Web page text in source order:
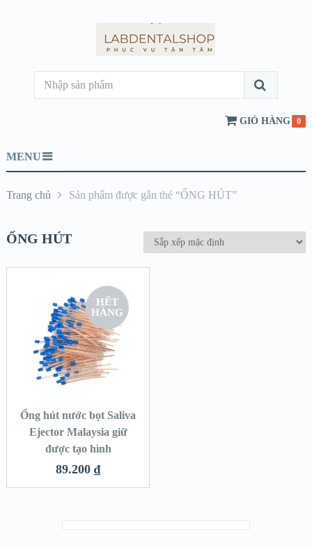
GIỎ HÀNG 0
MENU
Trang chủ Sản phẩm được gắn thẻ “ỐNG HÚT”
ỐNG HÚT
HẾT
HÀNG
Ống hút nước bọt Saliva
Ejector Malaysia giữ
được tạo hình
89.200₫